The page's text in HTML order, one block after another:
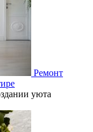
Ремонт
уюта